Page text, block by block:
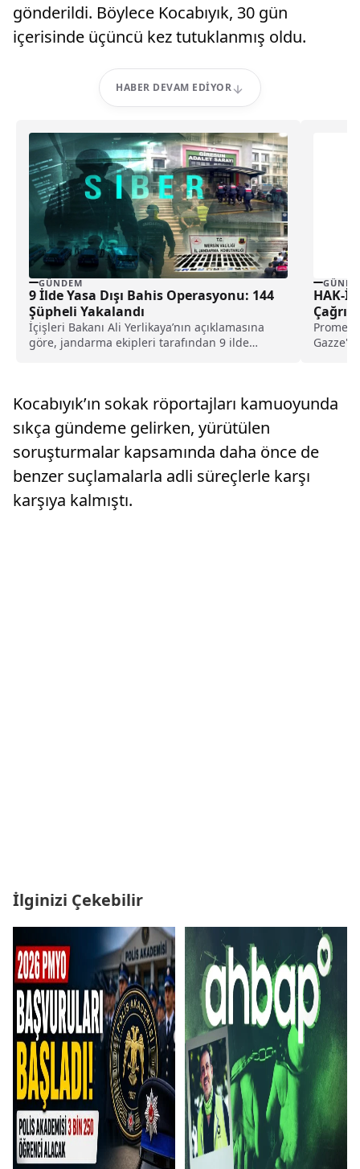
gönderildi. Böylece Kocabıyık, 30 gün
içerisinde üçüncü kez tutuklanmış oldu.
HABER DEVAM EDIYOR
GÜNDEM
9 İlde Yasa Dışı Bahis Operasyonu: 144
Şüpheli Yakalandı
İçişleri Bakanı Ali Yerlikaya’nın açıklamasına
göre, jandarma ekipleri tarafından 9 ilde
HAK-
Çağrı
Promet,
Kocabıyık’ın sokak röportajları kamuoyunda
sıkça gündeme gelirken, yürütülen
soruşturmalar kapsamında daha önce de
benzer suçlamalarla adli süreçlerle karşı
karşıya kalmıştı.
İlginizi Çekebilir